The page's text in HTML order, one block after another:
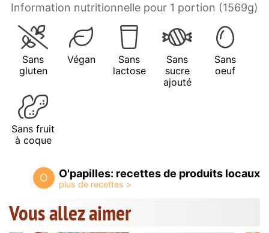
Information nutritionnelle pour 1 portion (1569g)
Sans
gluten
Végan
Sans
lactose
Sans
sucre
ajouté
Sans
oeuf
Sans fruit
à coque
O O'papilles: recettes de produits locaux
Vous allez aimer